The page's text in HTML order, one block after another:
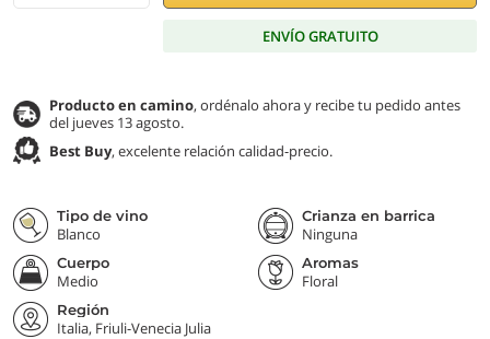
ENVÍO GRATUITO
Producto en camino, ordénalo ahora y recibe tu pedido antes
del jueves 13 agosto.
Best Buy, excelente relación calidad-precio.
Tipo de vino
Blanco
Crianza en barrica
Ninguna
Cuerpo
Medio
Aromas
Floral
Región
Italia, Friuli-Venecia Julia